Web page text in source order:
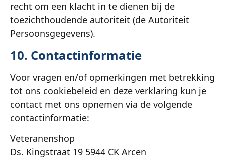
recht om een klacht in te dienen bij de
toezichthoudende autoriteit (de Autoriteit
Persoonsgegevens).
10. Contactinformatie
Voor vragen en/of opmerkingen met betrekking
tot ons cookiebeleid en deze verklaring kun je
contact met ons opnemen via de volgende
contactinformatie:
Veteranenshop
Ds. Kingstraat 19 5944 CK Arcen